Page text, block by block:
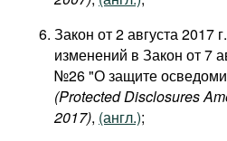
Закон от 2 августа 2017
изменений в Закон от 7
№26 "О защите
(Protected Disclosures
2017), (англ.);